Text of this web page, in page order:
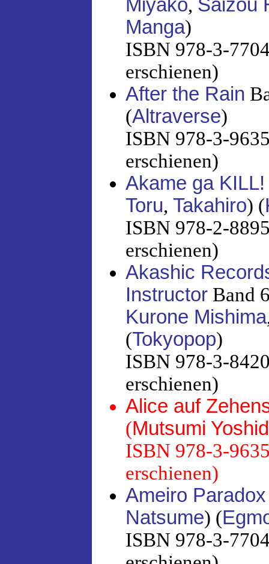
Miyako, Saizou
Manga)
ISBN 978-3-
erschienen)
After the Rain
(Altraverse)
ISBN 978-3-
erschienen)
Akame ga
Toru, Takahiro) (
ISBN 978-2-
erschienen)
Akashic
Instructor Band
Kurone Mishima
(Tokyopop)
ISBN 978-3-
erschienen)
Alice auf
(Mutsumi
ISBN 978-3-
erschienen)
Ameiro Paradox
Natsume) (
ISBN 978-3-